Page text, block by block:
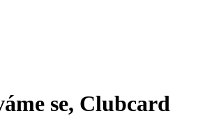
se, Clubcard